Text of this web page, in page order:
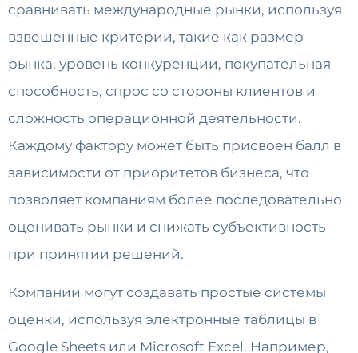
сравнивать международные рынки, используя
взвешенные критерии, такие как размер
рынка, уровень конкуренции, покупательная
способность, спрос со стороны клиентов и
сложность операционной деятельности.
Каждому фактору может быть присвоен балл в
зависимости от приоритетов бизнеса, что
позволяет компаниям более последовательно
оценивать рынки и снижать субъективность
при принятии решений.
Компании могут создавать простые системы
оценки, используя электронные таблицы в
Google Sheets или Microsoft Excel. Например,